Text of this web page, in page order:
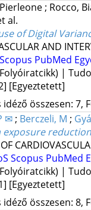
; Rocco,
al.
of Digital
AND
Scopus PubMed
|
[Egyeztetett]
összesen: 7,
✉; Berczeli, M ;
exposure
Scopus PubMed
|
[Egyeztetett]
összesen: 8,